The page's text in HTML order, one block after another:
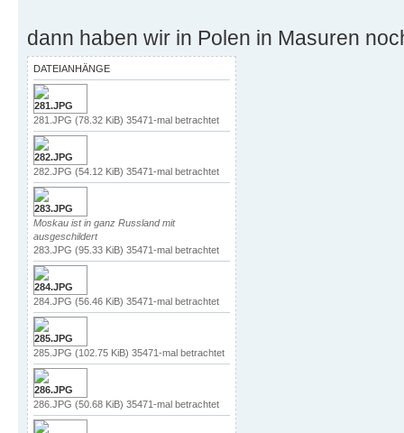
dann haben wir in Polen in Masuren
DATEIANHÄNGE
281.JPG (78.32 KiB) 35471-mal betrachtet
282.JPG (54.12 KiB) 35471-mal betrachtet
Moskau ist in ganz Russland mit
ausgeschildert
283.JPG (95.33 KiB) 35471-mal betrachtet
284.JPG (56.46 KiB) 35471-mal betrachtet
285.JPG (102.75 KiB) 35471-mal betrachtet
286.JPG (50.68 KiB) 35471-mal betrachtet